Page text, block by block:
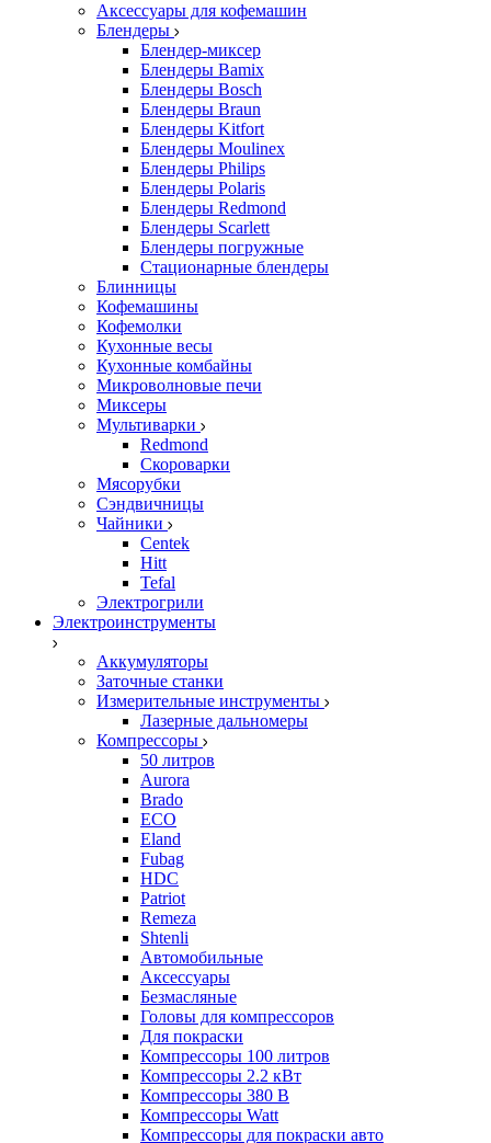
Аксессуары для кофемашин
Блендеры
Блендер-миксер
Блендеры Bamix
Блендеры Bosch
Блендеры Braun
Блендеры Kitfort
Блендеры Moulinex
Блендеры Philips
Блендеры Polaris
Блендеры Redmond
Блендеры Scarlett
Блендеры погружные
Стационарные блендеры
Блинницы
Кофемашины
Кофемолки
Кухонные весы
Кухонные комбайны
Микроволновые печи
Миксеры
Мультиварки
Redmond
Скороварки
Мясорубки
Сэндвичницы
Чайники
Centek
Hitt
Tefal
Электрогрили
Электроинструменты
Аккумуляторы
Заточные станки
Измерительные инструменты
Лазерные дальномеры
Компрессоры
50 литров
Aurora
Brado
ECO
Eland
Fubag
HDC
Patriot
Remeza
Shtenli
Автомобильные
Аксессуары
Безмасляные
Головы для компрессоров
Для покраски
Компрессоры 100 литров
Компрессоры 2.2 кВт
Компрессоры 380 В
Компрессоры Watt
Компрессоры для покраски авто